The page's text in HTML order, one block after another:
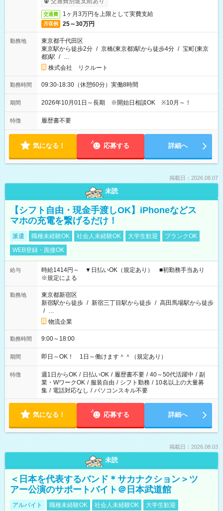
交通費 1ヶ月3万円を上限として実費支給
月収例 25～30万円
勤務地
東京都千代田区
東京駅から徒歩2分 / 京橋(東京都)駅から徒歩4分 / 宝町(東京
都)駅 / …
株式会社 リクルート
勤務時間 09:30-18:30（休憩60分）実働8時間
期間 2026年10月01日～長期 ※開始日相談OK ※10月～！
特徴 履歴書不要
気になる！ 応募する 詳細へ
掲載日：2026.08.07
未読
【シフト自由・現金手渡しOK】iPhoneなどス
マホの充電を繋げるだけ！
派遣 職種未経験OK 社会人未経験OK 大学生歓迎
ブランクOK
WEB登録・面接OK
給与
時給1414円～ ▼日払いOK（規定あり） ■初勤務手当あり
※規定による
勤務地
東京都新宿区
新宿駅から徒歩 / 新宿三丁目駅から徒歩 / 高田馬場駅から徒歩
/ …
物流企業
勤務時間 9:00～18:00
期間 即日～OK！ 1日～働けます＾＾（規定あり）
特徴 週1日からOK / 日払いOK / 履歴書不要 / 40～50代活躍中 / 副
業・WワークOK / 服装自由 / シフト勤務 / 10名以上の大量募
集 / 電話対応なし / パソコンスキル不要
気になる！ 応募する 詳細へ
掲載日：2026.08.03
未読
＜日本を代表するバンド＊サカナクション＞ツ
アー公演のサポートバイト＠日本武道館
アルバイト 職種未経験OK 社会人未経験OK
大学生歓迎